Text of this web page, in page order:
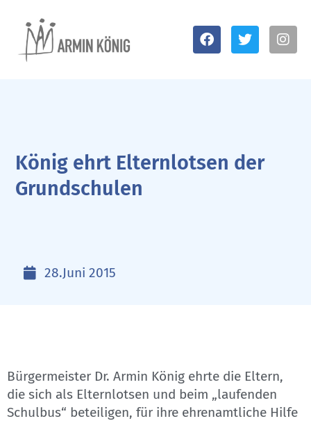
König ehrt Elternlotsen der
Grundschulen
28.Juni 2015
Bürgermeister Dr. Armin König ehrte die Eltern,
die sich als Elternlotsen und beim „laufenden
Schulbus“ beteiligen, für ihre ehrenamtliche Hilfe